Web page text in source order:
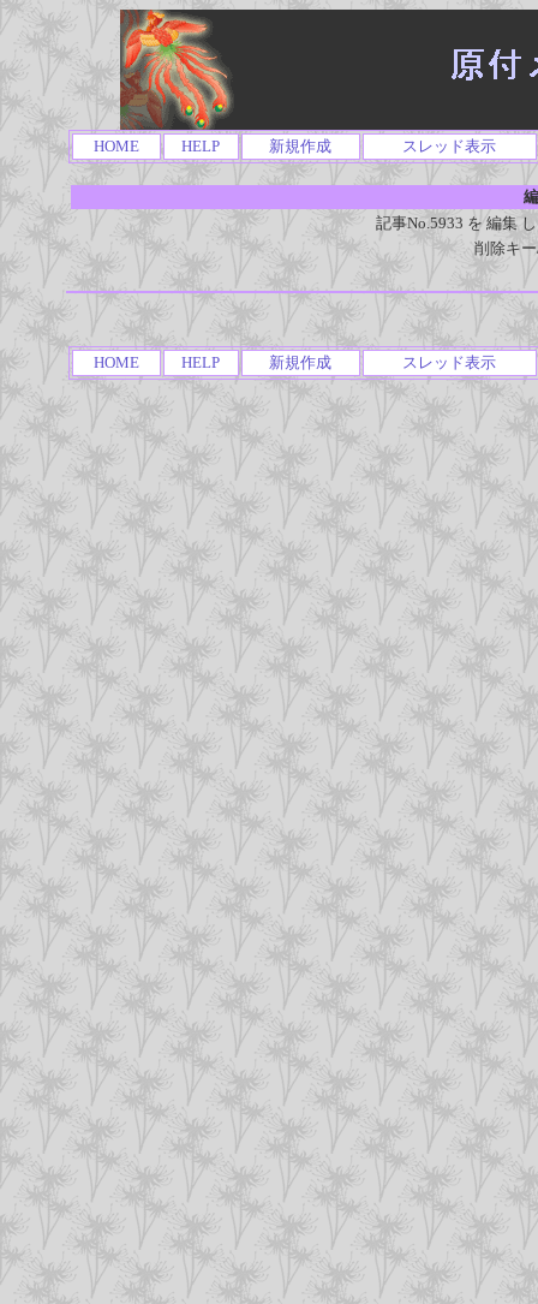
HOME HELP 新規作成 スレッド表示
記事No.5933 を 編集
削除キ
HOME HELP 新規作成 スレッド表示